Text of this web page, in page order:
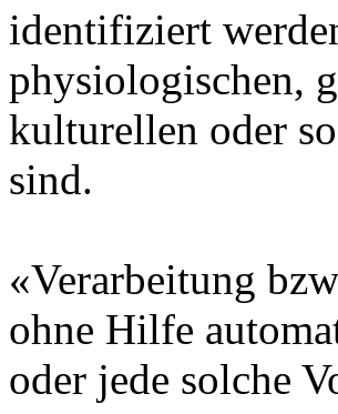
identifiziert
physiologischen,
kulturellen oder
sind.
«Verarbeitung
ohne Hilfe
oder jede solche